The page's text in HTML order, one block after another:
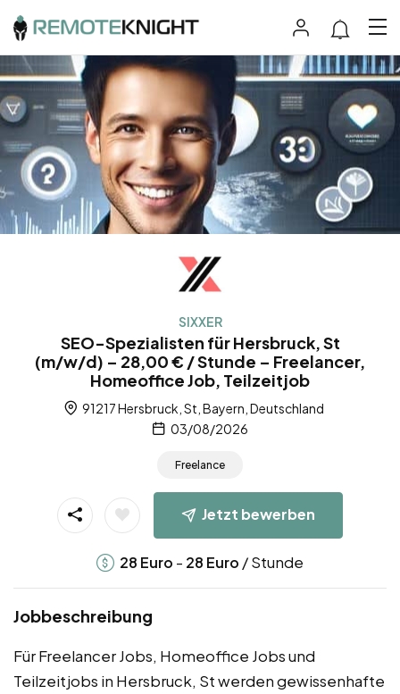
SIXXER
SEO-Spezialisten für Hersbruck, St
(m/w/d) – 28,00 € / Stunde – Freelancer,
Homeoffice Job, Teilzeitjob
91217 Hersbruck, St, Bayern, Deutschland
03/08/2026
Freelance
Jetzt bewerben
28 Euro - 28 Euro / Stunde
Jobbeschreibung
Für Freelancer Jobs, Homeoffice Jobs und
Teilzeitjobs in Hersbruck, St werden gewissenhafte